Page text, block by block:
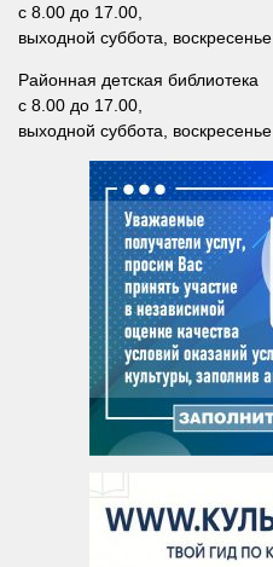
Детская библиотека
Личный кабинет
Версия для слабовидящих
с 8.00 до 17.00,
выходной суббота, воскресенье
Районная детская библиотека
с 8.00 до 17.00,
выходной суббота, воскресенье